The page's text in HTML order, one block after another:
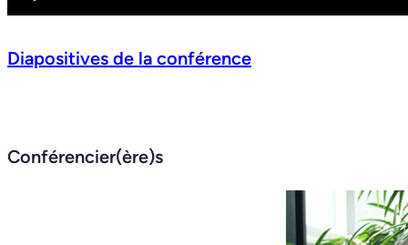
Diapositives de la conférence
Conférencier(ère)s